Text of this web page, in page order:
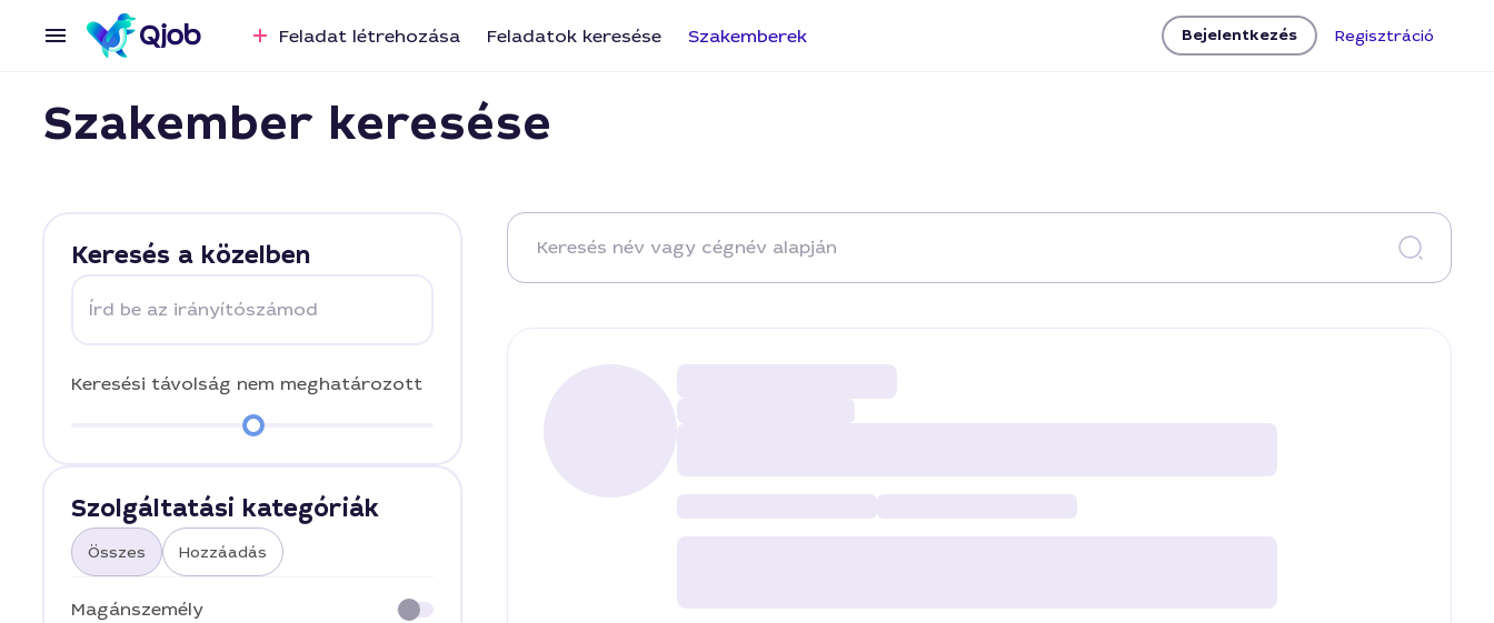
Feladat létrehozása Feladatok keresése Szakemberek Bejelentkezés Regisztráció
Szakember keresése
Keresés a közelben
Írd be az irányítószámod
Keresési távolság nem meghatározott
Szolgáltatási kategóriák
Összes Hozzáadás
Magánszemély